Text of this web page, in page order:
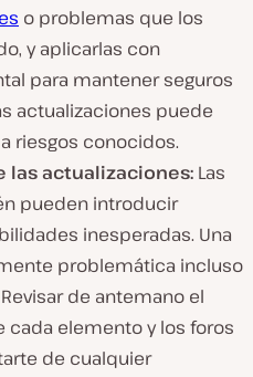
o problemas que los
y aplicarlas con
para mantener seguros
actualizaciones puede
riesgos conocidos.
las actualizaciones: Las
pueden introducir
inesperadas. Una
problemática incluso
de antemano el
elemento y los foros
de cualquier